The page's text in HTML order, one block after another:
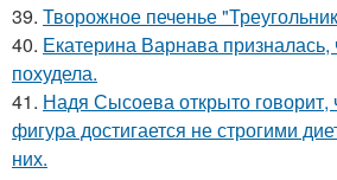
39. Творожное печенье
40. Екатерина Варнава
похудела.
41. Надя Сысоева открыто говорит,
фигура достигается не строгими
них.